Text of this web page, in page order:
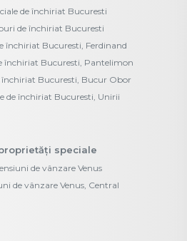
de închiriat Bucuresti
de închiriat Bucuresti
închiriat Bucuresti, Ferdinand
închiriat Bucuresti, Pantelimon
închiriat Bucuresti, Bucur Obor
de închiriat Bucuresti, Unirii
speciale
de vânzare Venus
de vânzare Venus, Central